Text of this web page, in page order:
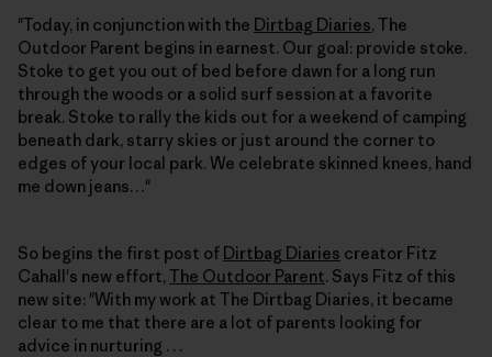
"Today, in conjunction with the Dirtbag Diaries, The
Outdoor Parent begins in earnest. Our goal: provide stoke.
Stoke to get you out of bed before dawn for a long run
through the woods or a solid surf session at a favorite
break. Stoke to rally the kids out for a weekend of camping
beneath dark, starry skies or just around the corner to
edges of your local park. We celebrate skinned knees, hand
me down jeans…"
So begins the first post of Dirtbag Diaries creator Fitz
Cahall's new effort,The Outdoor Parent. Says Fitz of this
new site: "With my work at The Dirtbag Diaries, it became
clear to me that there are a lot of parents looking for
advice in nurturing . . .